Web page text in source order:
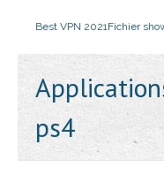
Best VPN 2021Fichier
ps4